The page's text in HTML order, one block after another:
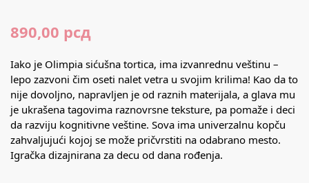
890,00 рсд
Iako je Olimpia sićušna tortica, ima izvanrednu veštinu –
lepo zazvoni čim oseti nalet vetra u svojim krilima! Kao da to
nije dovoljno, napravljen je od raznih materijala, a glava mu
je ukrašena tagovima raznovrsne teksture, pa pomaže i deci
da razviju kognitivne veštine. Sova ima univerzalnu kopču
zahvaljujući kojoj se može pričvrstiti na odabrano mesto.
Igračka dizajnirana za decu od dana rođenja.